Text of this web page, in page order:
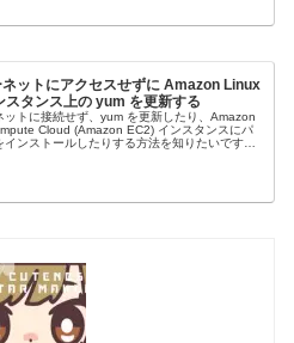
ネットにアクセスせずに Amazon Linux
スタンス上の yum を更新する
ットに接続せず、yum を更新したり、Amazon
Cloud (Amazon EC2) インスタンスにパ
インストールしたりする方法を知りたいです。